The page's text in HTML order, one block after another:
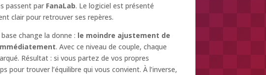
passent par FanaLab. Le logiciel est présenté
clair pour retrouver ses repères.
change la donne : le moindre ajustement de
. Avec ce niveau de couple, chaque
Résultat : si vous partez de vos propres
pour trouver l’équilibre qui vous convient. À l’inverse,